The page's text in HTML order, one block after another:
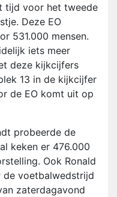
tijd voor het tweede
Deze EO
531.000 mensen.
iets meer
deze kijkcijfers
13 in de kijkcijfer
de EO komt uit op
probeerde de
keken er 476.000
Ook Ronald
de voetbalwedstrijd
zaterdagavond